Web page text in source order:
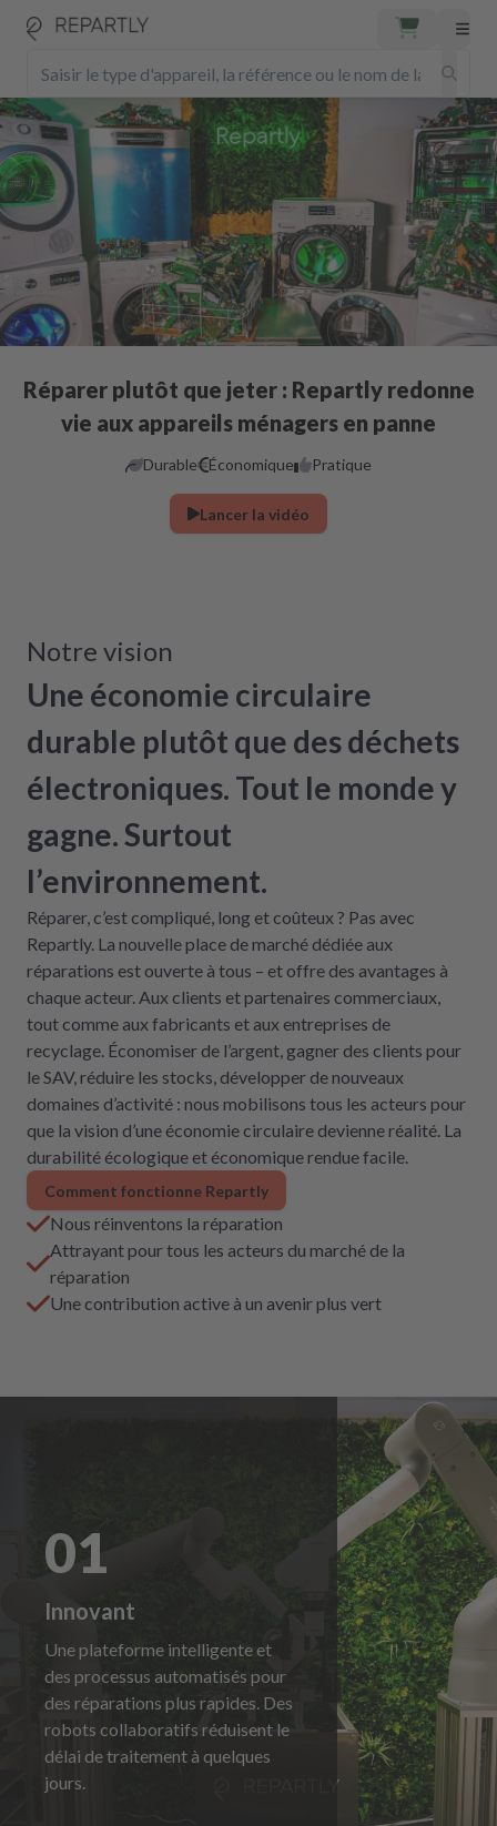
Réparer plutôt que jeter : Repartly redonne
vie aux appareils ménagers en panne
Durable Économique Pratique
Lancer la vidéo
Notre vision
Une économie circulaire
durable plutôt que des déchets
électroniques. Tout le monde y
gagne. Surtout
l’environnement.
Réparer, c’est compliqué, long et coûteux ? Pas avec
Repartly. La nouvelle place de marché dédiée aux
réparations est ouverte à tous – et offre des avantages à
chaque acteur. Aux clients et partenaires commerciaux,
tout comme aux fabricants et aux entreprises de
recyclage. Économiser de l’argent, gagner des clients pour
le SAV, réduire les stocks, développer de nouveaux
domaines d’activité : nous mobilisons tous les acteurs pour
que la vision d’une économie circulaire devienne réalité. La
durabilité écologique et économique rendue facile.
Comment fonctionne Repartly
Nous réinventons la réparation
Attrayant pour tous les acteurs du marché de la
réparation
Une contribution active à un avenir plus vert
01
Innovant
Une plateforme intelligente et
des processus automatisés pour
des réparations plus rapides. Des
robots collaboratifs réduisent le
délai de traitement à quelques
jours.